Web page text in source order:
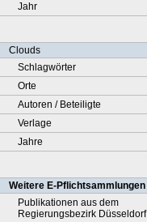
Jahr
Clouds
Schlagwörter
Orte
Autoren / Beteiligte
Verlage
Jahre
Weitere E-Pflichtsammlungen
Publikationen aus dem
Regierungsbezirk Düsseldorf